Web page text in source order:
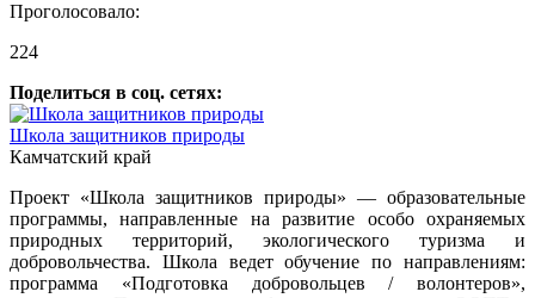
Проголосовало:
224
Поделиться в соц. сетях:
Школа защитников природы
Камчатский край
Проект «Школа защитников природы» — образовательные
программы, направленные на развитие особо охраняемых
природных территорий, экологического туризма и
добровольчества. Школа ведет обучение по направлениям:
программа «Подготовка добровольцев / волонтеров»,